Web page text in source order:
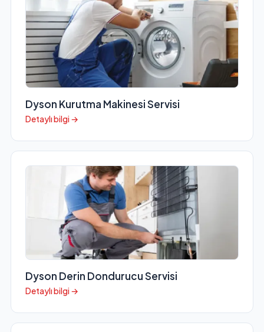
Dyson Kurutma Makinesi Servisi
Detaylı bilgi →
Dyson Derin Dondurucu Servisi
Detaylı bilgi →